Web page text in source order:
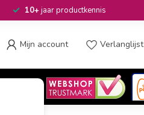
10+jaar productkennis
Mijn account Verlanglijst